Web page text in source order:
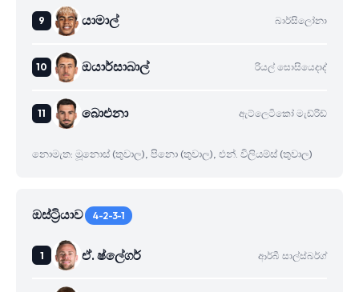
යාමාල් බාර්සිලෝනා
ඔයාර්සාබාල් රියල් සොසියෙදාද්
බාෙඑනා ඇට්ලෙටිකෝ මැඩ්රිඩ්
නොමැත: මූනොස් (තුවාල), පිනො (තුවාල), එන්. විලියම්ස් (තුවාල)
ඔස්ට්‍රියාව 4-2-3-1
ඒ. ෂ්ලේගර් ආර්බී සාල්ස්බර්ග්